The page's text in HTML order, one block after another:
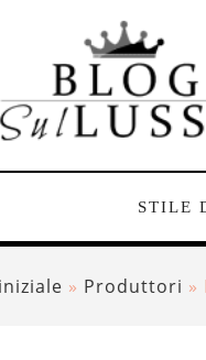
STILE
» Produttori »